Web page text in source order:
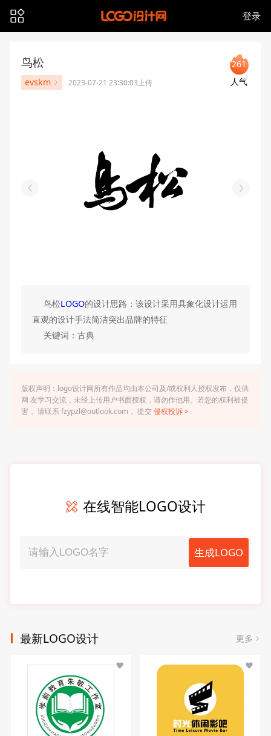
登录
鸟松
evskm 2023-07-21 23:30:03上传
261
人气
鸟松LOGO的设计思路：该设计采用具象化设计运用
直观的设计手法简洁突出品牌的特征
关键词：古典
版权声明：logo设计网所有作品均由本公司及/或权利人授权发布，仅供
网 友学习交流，未经上传用户书面授权，请勿作他用。若您的权利被侵
害， 请联系 fzypzl@outlook.com， 提交 侵权投诉 >
在线智能LOGO设计
生成LOGO
最新LOGO设计 更多